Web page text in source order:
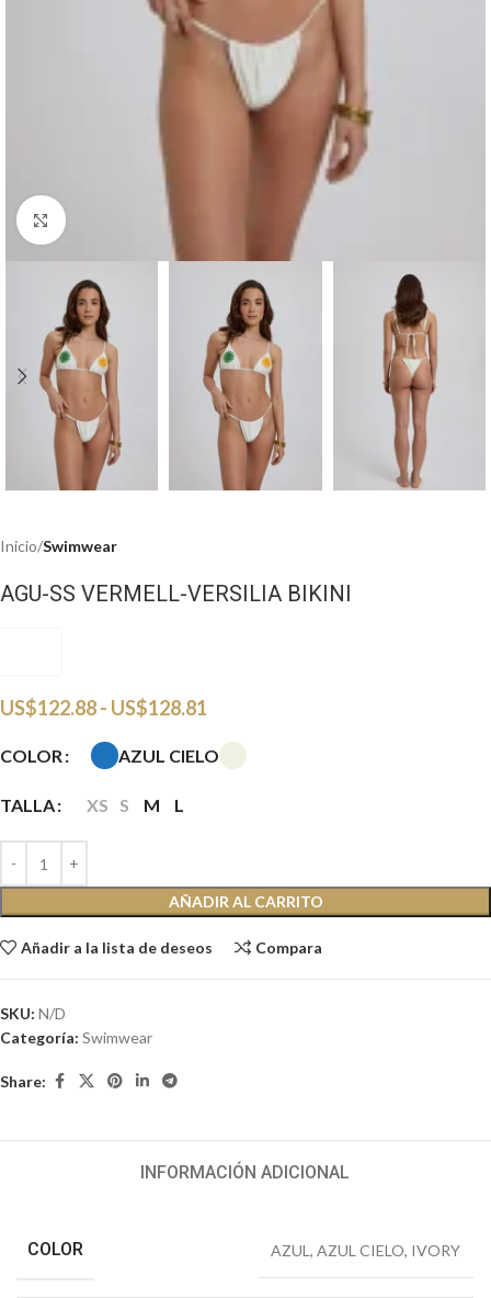
Haga clic para ampliar
Inicio Swimwear
AGU-SS VERMELL-VERSILIA BIKINI
US$122.88- US$128.81
COLOR AZUL CIELO
TALLA XS S M L
AÑADIR AL CARRITO
Añadir a la lista de deseos Compara
SKU: N/D
Categoría: Swimwear
Share:
INFORMACIÓN ADICIONAL
COLOR AZUL,AZUL CIELO, IVORY